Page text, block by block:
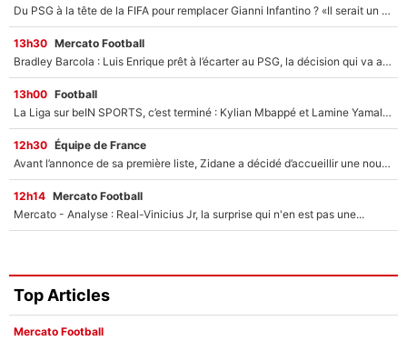
Du PSG à la tête de la FIFA pour remplacer Gianni Infantino ? «Il serait un mauvais président», le patron de la Liga s'attaque à Nasser Al-Khelaïfi !
13h30 Mercato Football
Bradley Barcola : Luis Enrique prêt à l’écarter au PSG, la décision qui va accélérer son transfert à Liverpool ?
13h00 Football
La Liga sur beIN SPORTS, c’est terminé : Kylian Mbappé et Lamine Yamal changent de chaîne, «le moment était venu d'ouvrir un nouveau chapitre»
12h30 Équipe de France
Avant l’annonce de sa première liste, Zidane a décidé d’accueillir une nouvelle tête en équipe de France
12h14 Mercato Football
Mercato - Analyse : Real-Vinicius Jr, la surprise qui n'en est pas une...
Top Articles
Mercato Football